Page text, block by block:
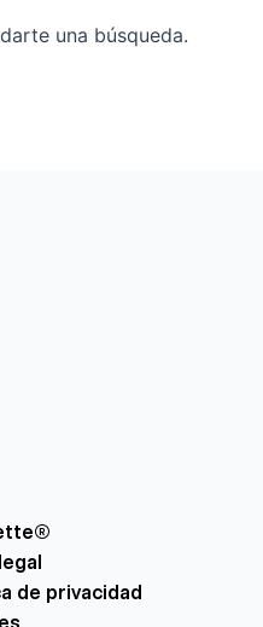
una búsqueda.
de privacidad